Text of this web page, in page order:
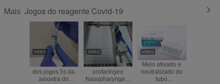
Mais Jogos do reagente Covid-19
PCR direto viral
dos jogos 5s da
amostra do
Cotonete
orofaríngeo
Nasopharyngeal
Meio ativado e
neutralizado do
tubo